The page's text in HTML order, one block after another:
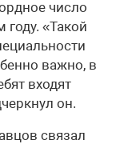
число
году. «Такой
важно, в
входят
он.
связал